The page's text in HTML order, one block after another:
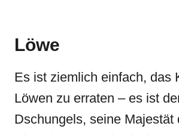
Löwe
Es ist ziemlich einfach, das
Löwen zu erraten – es ist
Dschungels, seine Majestät